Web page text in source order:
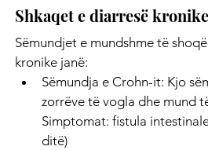
Shkaqet e diarresë kronike
Sëmundjet e mundshme të
kronike janë:
Sëmundja e Crohn-it: Kjo
zorrëve të vogla dhe mund
Simptomat: fistula
ditë)